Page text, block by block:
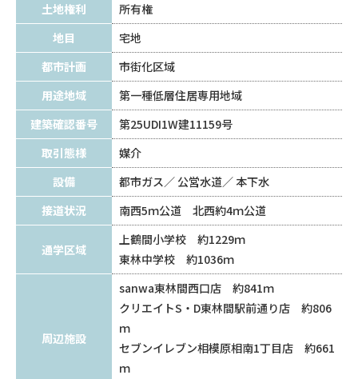
土地権利
所有権
地目
宅地
都市計画
市街化区域
用途地域
第一種低層住居専用地域
建築確認番号
第25UDI1W建11159号
取引態様
媒介
設備
都市ガス 公営水道
本下水
接道状況
南西5ｍ公道 北西約4ｍ公道
通学区域
上鶴間小学校 約1229ｍ
東林中学校 約1036ｍ
周辺施設
sanwa東林間西口店 約841ｍ
クリエイトS・D東林間駅前通り店 約806
ｍ
セブンイレブン相模原相南1丁目店 約661
ｍ